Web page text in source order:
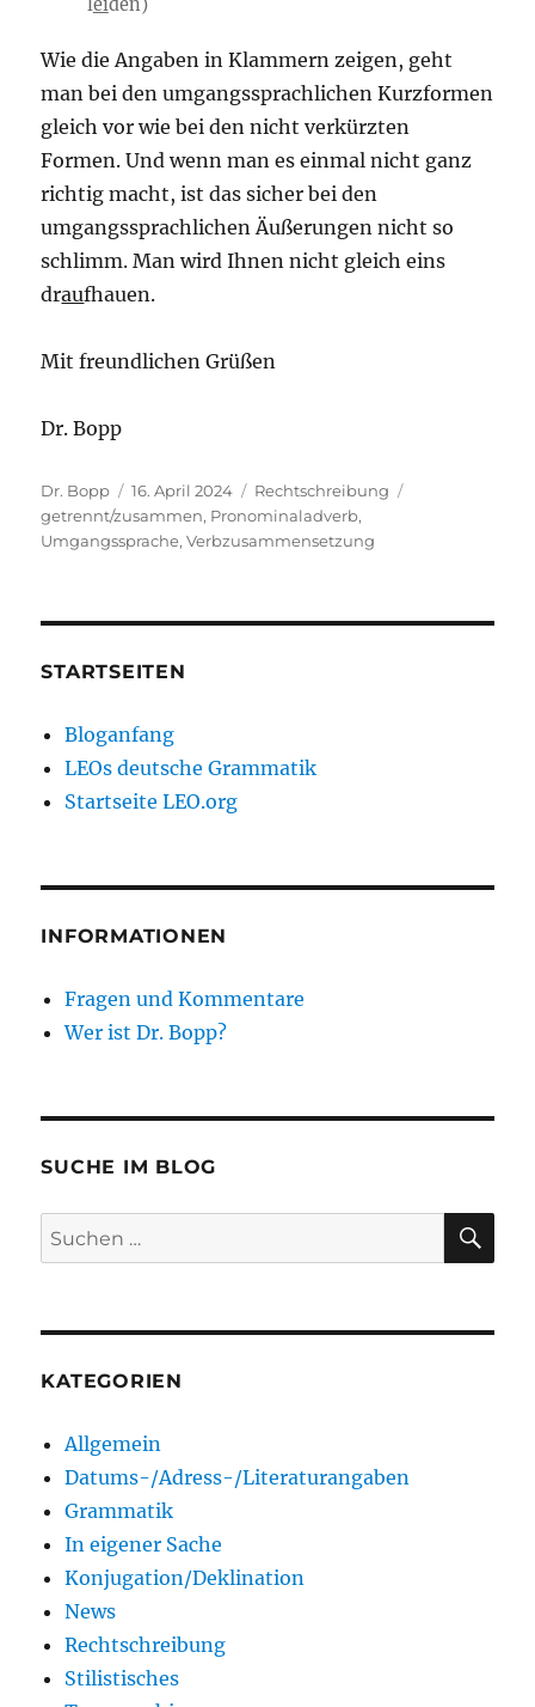
leiden)
Wie die Angaben in Klammern zeigen, geht
man bei den umgangssprachlichen Kurzformen
gleich vor wie bei den nicht verkürzten
Formen. Und wenn man es einmal nicht ganz
richtig macht, ist das sicher bei den
umgangssprachlichen Äußerungen nicht so
schlimm. Man wird Ihnen nicht gleich eins
draufhauen.
Mit freundlichen Grüßen
Dr. Bopp
Autor
Dr. Bopp
Veröffentlicht
am
16. April 2024 Kategorien
Rechtschreibung
getrennt/zusammen, Pronominaladverb,
Umgangssprache,Verbzusammensetzung
STARTSEITEN
Bloganfang
LEOs deutsche Grammatik
Startseite LEO.org
INFORMATIONEN
Fragen und Kommentare
Wer ist Dr. Bopp?
SUCHE IM BLOG
Suchen
nach:
KATEGORIEN
Allgemein
Datums-/Adress-/Literaturangaben
Grammatik
In eigener Sache
Konjugation/Deklination
News
Rechtschreibung
Stilistisches